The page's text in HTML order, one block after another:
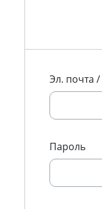
Эл. почта /
Пароль